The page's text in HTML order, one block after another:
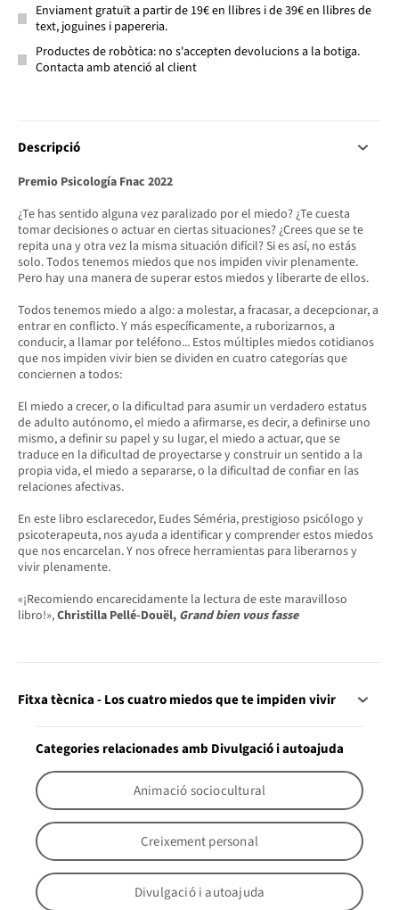
Enviament gratuït a partir de 19€ en llibres i de 39€ en llibres de
text, joguines i papereria.
Productes de robòtica: no s'accepten devolucions a la botiga.
Contacta amb atenció al client
Descripció
Premio Psicología Fnac 2022
¿Te has sentido alguna vez paralizado por el miedo? ¿Te cuesta
tomar decisiones o actuar en ciertas situaciones? ¿Crees que se te
repita una y otra vez la misma situación difícil? Si es así, no estás
solo. Todos tenemos miedos que nos impiden vivir plenamente.
Pero hay una manera de superar estos miedos y liberarte de ellos.
Todos tenemos miedo a algo: a molestar, a fracasar, a decepcionar, a
entrar en conflicto. Y más específicamente, a ruborizarnos, a
conducir, a llamar por teléfono... Estos múltiples miedos cotidianos
que nos impiden vivir bien se dividen en cuatro categorías que
conciernen a todos:
El miedo a crecer, o la dificultad para asumir un verdadero estatus
de adulto autónomo, el miedo a afirmarse, es decir, a definirse uno
mismo, a definir su papel y su lugar, el miedo a actuar, que se
traduce en la dificultad de proyectarse y construir un sentido a la
propia vida, el miedo a separarse, o la dificultad de confiar en las
relaciones afectivas.
En este libro esclarecedor, Eudes Séméria, prestigioso psicólogo y
psicoterapeuta, nos ayuda a identificar y comprender estos miedos
que nos encarcelan. Y nos ofrece herramientas para liberarnos y
vivir plenamente.
«¡Recomiendo encarecidamente la lectura de este maravilloso
libro!»,Christilla Pellé-Douël, Grand bien vous fasse
Fitxa tècnica - Los cuatro miedos que te impiden vivir
Categories relacionades amb Divulgació i autoajuda
Animació sociocultural
Creixement personal
Divulgació i autoajuda